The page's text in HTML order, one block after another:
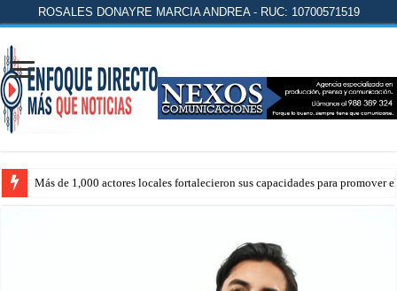
ROSALES DONAYRE MARCIA ANDREA - RUC: 10700571519
Más de 1,000 actores locales fortalecieron sus capacidades para promover